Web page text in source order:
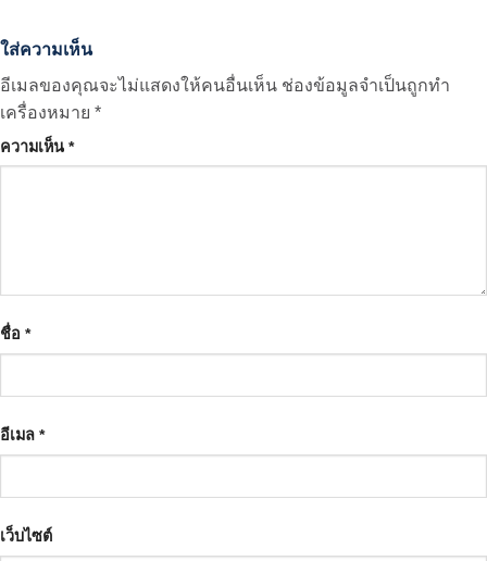
ใส่ความเห็น
อีเมลของคุณจะไม่แสดงให้คนอื่นเห็น ช่องข้อมูลจำเป็นถูกทำ
เครื่องหมาย *
ความเห็น *
ชื่อ *
อีเมล *
เว็บไซต์